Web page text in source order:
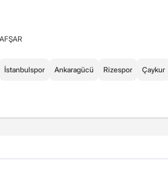
İstanbulspor Ankaragücü Rizespor Çaykur